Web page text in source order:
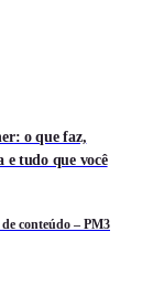
o que faz,
e tudo que você
conteúdo – PM3